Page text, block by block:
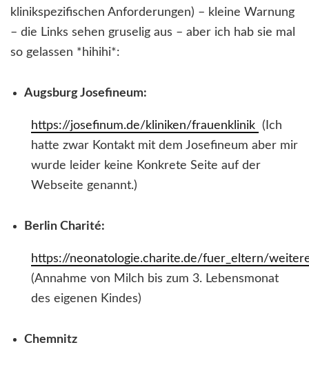
klinikspezifischen Anforderungen) – kleine Warnung
– die Links sehen gruselig aus – aber ich hab sie mal
so gelassen *hihihi*:
Augsburg Josefineum:
https://josefinum.de/kliniken/frauenklinik (Ich
hatte zwar Kontakt mit dem Josefineum aber mir
wurde leider keine Konkrete Seite auf der
Webseite genannt.)
Berlin Charité:
https://neonatologie.charite.de/fuer_eltern/
(Annahme von Milch bis zum 3. Lebensmonat
des eigenen Kindes)
Chemnitz